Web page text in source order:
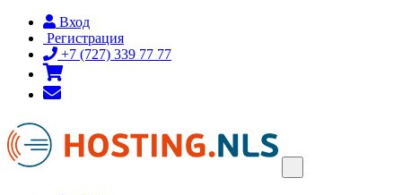
Вход
Регистрация
+7 (727) 339 77 77
Toggle